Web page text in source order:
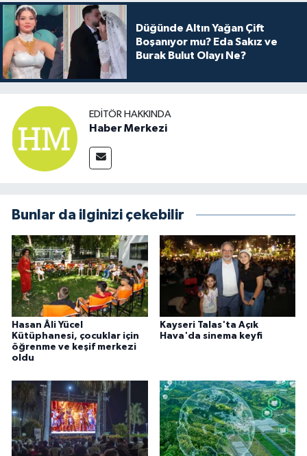
Düğünde Altın Yağan Çift
Boşanıyor mu? Eda Sakız ve
Burak Bulut Olayı Ne?
EDITÖR HAKKINDA
Haber Merkezi
Bunlar da ilginizi çekebilir
Hasan Âli Yücel
Kütüphanesi, çocuklar için
öğrenme ve keşif merkezi
oldu
Kayseri Talas'ta Açık
Hava'da sinema keyfi